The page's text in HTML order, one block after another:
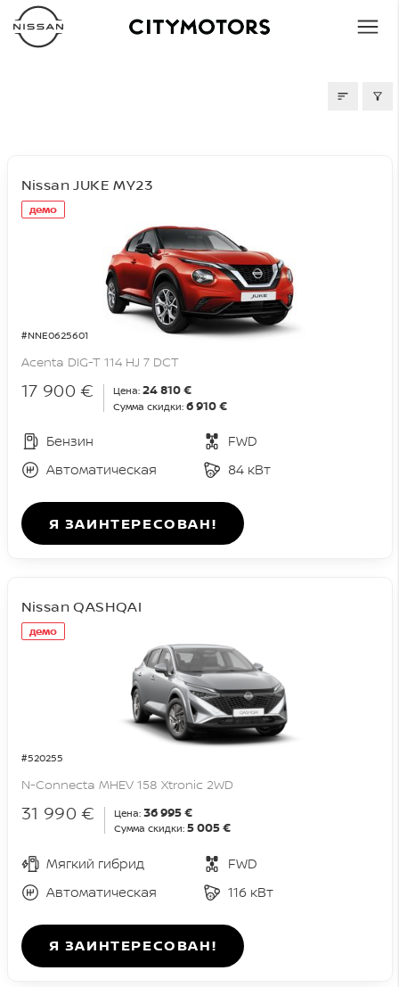
демо
#NNE0625601
Nissan JUKE MY23
Acenta DIG-T 114 HJ 7 DCT
17 900 € Цена: 24 810 €
Сумма скидки: 6 910 €
Бензин
FWD
Автоматическая
84 кВт
Я ЗАИНТЕРЕСОВАН!
демо
#520255
Nissan QASHQAI
N-Connecta MHEV 158 Xtronic 2WD
31 990 € Цена: 36 995 €
Сумма скидки: 5 005 €
Мягкий гибрид
FWD
Автоматическая
116 кВт
Я ЗАИНТЕРЕСОВАН!